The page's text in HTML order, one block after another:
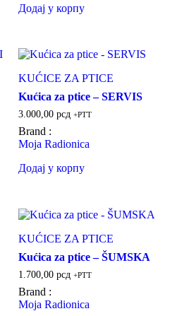
Додај у корпу
KUĆICE ZA PTICE
Kućica za ptice – SERVIS
3.000,00 рсд +PTT
Brand :
Moja Radionica
Додај у корпу
KUĆICE ZA PTICE
Kućica za ptice – ŠUMSKA
1.700,00 рсд +PTT
Brand :
Moja Radionica